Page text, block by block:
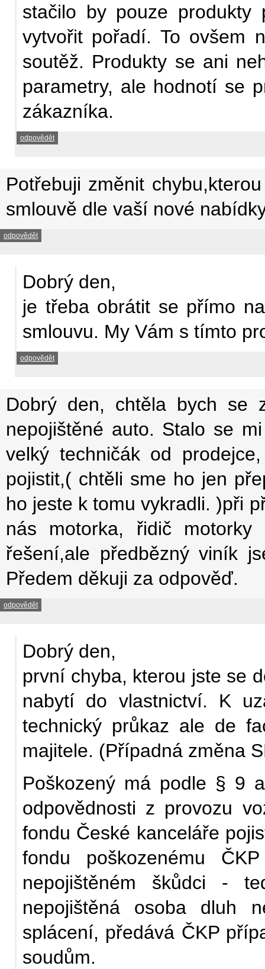
stačilo by pouze produkty
vytvořit pořadí. To ovšem
soutěž. Produkty se ani
parametry, ale hodnotí se
zákazníka.
odpovědět
Potřebuji změnit
smlouvě dle vaší nové
odpovědět
Dobrý den,
je třeba obrátit se přímo
smlouvu. My Vám s tímto
odpovědět
Dobrý den, chtěla bych se
nepojištěné auto. Stalo se
velký techničák od
pojistit,( chtěli sme ho jen
ho jeste k tomu vykradli. )při
nás motorka, řidič
řešení,ale předbězný viník
Předem děkuji za odpověď.
odpovědět
Dobrý den,
první chyba, kterou jste se
nabytí do vlastnictví. K
technický průkaz ale de
majitele. (Případná změna
Poškozený má podle § 9
odpovědnosti z provozu
fondu České kanceláře
fondu poškozenému
nepojištěném škůdci -
nepojištěná osoba dluh
splácení, předává ČKP
soudům.